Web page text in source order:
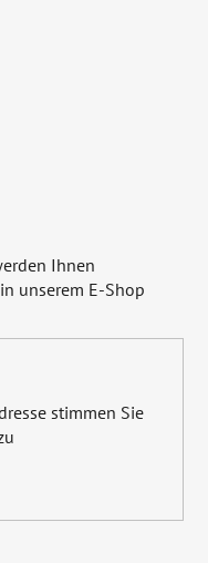
Ihnen
unserem E-Shop
stimmen Sie